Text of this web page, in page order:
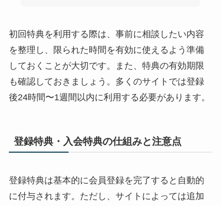
初回特典を利用する際は、事前に相談したい内容
を整理し、限られた時間を有効に使えるよう準備
しておくことが大切です。また、特典の有効期限
も確認しておきましょう。多くのサイトでは登録
後24時間〜1週間以内に利用する必要があります。
登録特典・入会特典の仕組みと注意点
登録特典は基本的に会員登録を完了すると自動的
に付与されます。ただし、サイトによっては追加